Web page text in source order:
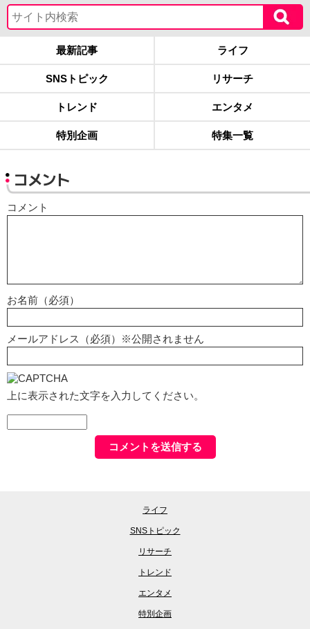
最新記事 ライフ
SNSトピック リサーチ
トレンド エンタメ
特別企画 特集一覧
コメント
コメント
お名前（必須）
メールアドレス（必須）※公開されません
上に表示された文字を入力してください。
ライフ
SNSトピック
リサーチ
トレンド
エンタメ
特別企画